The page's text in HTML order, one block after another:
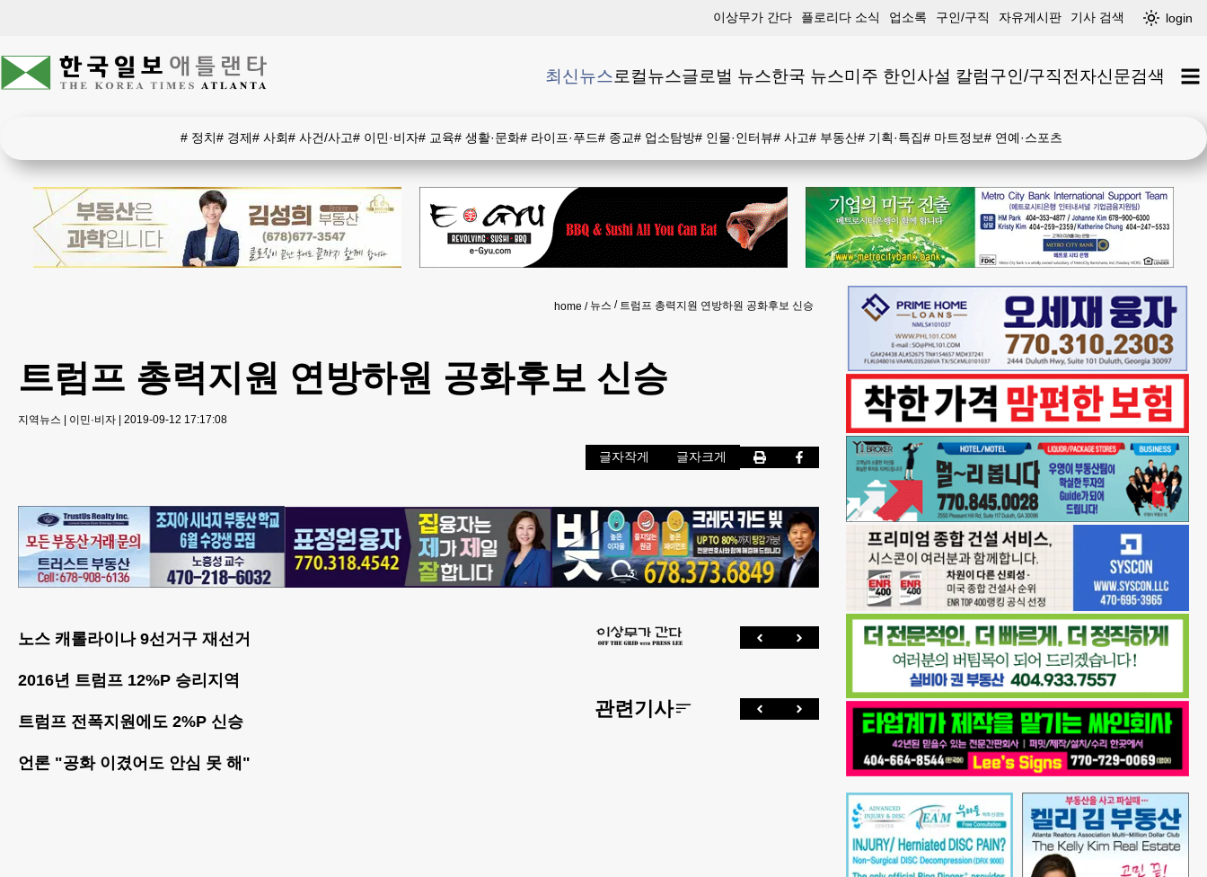
이상무가 간다 플로리다 소식 업소록 구인/구직 자유게시판 기사 검색 login
최신뉴스로컬뉴스글로벌 뉴스한국 뉴스미주 한인사설 칼럼구인/구직전자신문검색
# 정치# 경제# 사회# 사건/사고# 이민·비자# 교육# 생활·문화# 라이프·푸드# 종교# 업소탐방# 인물·인터뷰# 사고# 부동산# 기획·특집# 마트정보# 연예·스포츠
home 뉴스 트럼프 총력지원 연방하원 공화후보 신승
트럼프 총력지원 연방하원 공화후보 신승
지역뉴스 | 이민·비자 | 2019-09-12 17:17:08
글자작게 글자크게
노스 캐롤라이나 9선거구 재선거
2016년 트럼프 12%P 승리지역
트럼프 전폭지원에도 2%P 신승
언론 "공화 이겼어도 안심 못 해"
관련기사